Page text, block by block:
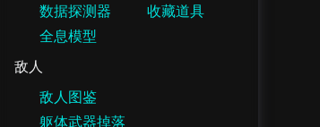
数据探测器
收藏道具
全息模型
敌人
敌人图鉴
躯体武器掉落